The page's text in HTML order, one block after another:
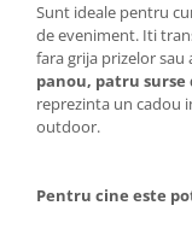
Sunt ideale pentru
de eveniment. Iti
fara grija prizelor
panou, patru surse
reprezinta un cadou
outdoor.
Pentru cine este